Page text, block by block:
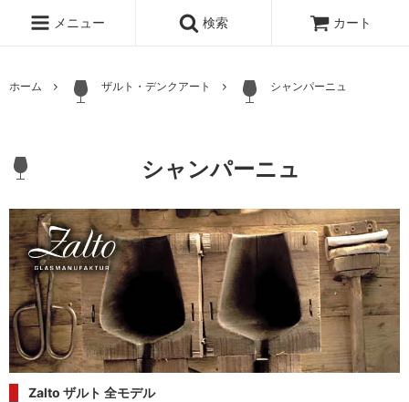
メニュー 検索 カート
ホーム ザルト・デンクアート シャンパーニュ
シャンパーニュ
Zalto ザルト 全モデル